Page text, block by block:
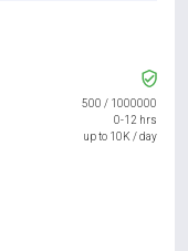
500 / 1000000
0-12 hrs
up to 10K / day